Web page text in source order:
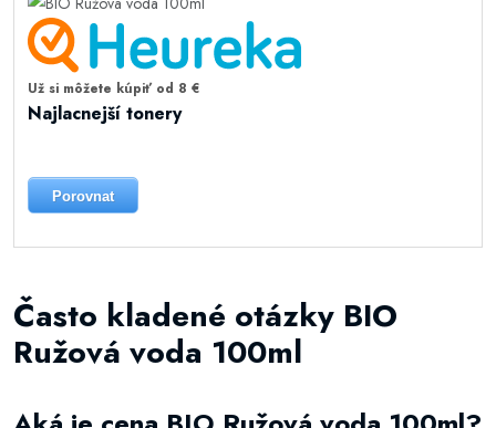
Už si môžete kúpiť od 8 €
Najlacnejší tonery
Porovnat
Často kladené otázky BIO
Ružová voda 100ml